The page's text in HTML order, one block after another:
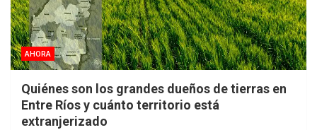
AHORA
Quiénes son los grandes dueños de tierras en
Entre Ríos y cuánto territorio está
extranjerizado